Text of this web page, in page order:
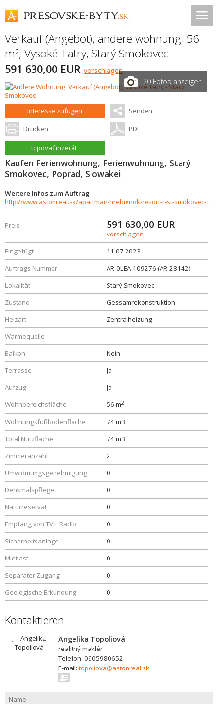
Verkauf (Angebot), andere wohnung, 56
m2, Vysoké Tatry, Starý Smokovec
591 630,00 EUR vorschlagen
20 Fotos anzeigen
Interesse zufügen Senden
Drucken PDF
topovať inzerát
Kaufen Ferienwohnung, Ferienwohnung, Starý
Smokovec, Poprad, Slowakei
Weitere Infos zum Auftrag
http://www.astonreal.sk/apartman-hrebienok-resort-ii-st-smokovec-74-m2-odp-dph-751481
Preis 591 630,00 EUR
vorschlagen
Eingefügt
11.07.2023
Auftrags Nummer
AR-0LEA-109276 (AR-28142)
Lokalität
Starý Smokovec
Zustand
Gessamrekonstruktion
Heizart
Zentralheizung
Wärmequelle
Balkon
Nein
Terrasse
Ja
Aufzug
Ja
Wohnbereichsfläche
56 m2
Wohnungsfußbodenfläche
74 m3
Total Nutzfläche
74 m3
Zimmeranzahl
2
Umwidmungsgenehmigung
0
Denkmalspflege
0
Naturreservat
0
Empfang von TV + Radio
0
Sicherheitsanlage
0
Mietlast
0
Separater Zugang
0
Geologische Erkundung
0
Kontaktieren
Angelika Topoliová
realitný maklér
Telefon: 0905980652
E-mail: topoliova@astonreal.sk